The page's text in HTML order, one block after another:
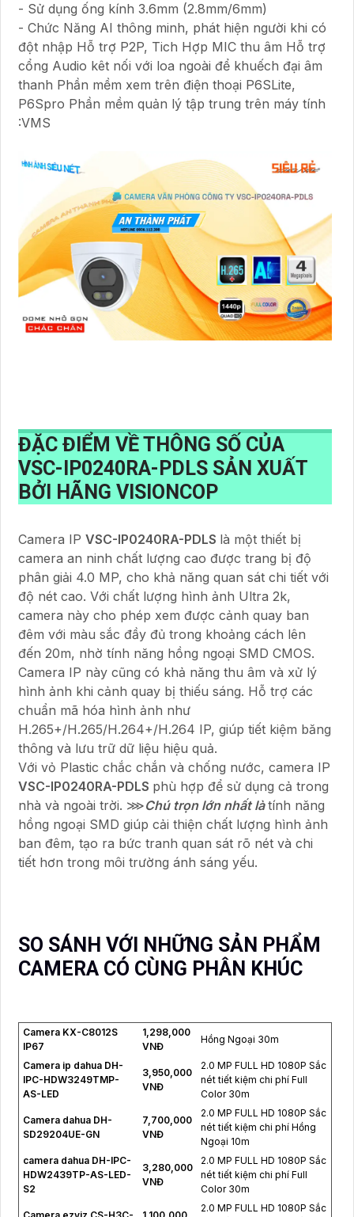
- Sử dụng ống kính 3.6mm (2.8mm/6mm)
- Chức Năng AI thông minh, phát hiện người khi có
đột nhập Hỗ trợ P2P, Tich Hợp MIC thu âm Hỗ trợ
cổng Audio kêt nối với loa ngoài để khuếch đại âm
thanh Phần mềm xem trên điện thoại P6SLite,
P6Spro Phần mềm quản lý tập trung trên máy tính
:VMS
ĐẶC ĐIỂM VỀ THÔNG SỐ CỦA
VSC-IP0240RA-PDLS SẢN XUẤT
BỞI HÃNG VISIONCOP
Camera IP VSC-IP0240RA-PDLS là một thiết bị
camera an ninh chất lượng cao được trang bị độ
phân giải 4.0 MP, cho khả năng quan sát chi tiết với
độ nét cao. Với chất lượng hình ảnh Ultra 2k,
camera này cho phép xem được cảnh quay ban
đêm với màu sắc đầy đủ trong khoảng cách lên
đến 20m, nhờ tính năng hồng ngoại SMD CMOS.
Camera IP này cũng có khả năng thu âm và xử lý
hình ảnh khi cảnh quay bị thiếu sáng. Hỗ trợ các
chuẩn mã hóa hình ảnh như
H.265+/H.265/H.264+/H.264 IP, giúp tiết kiệm băng
thông và lưu trữ dữ liệu hiệu quả.
Với vỏ Plastic chắc chắn và chống nước, camera IP
VSC-IP0240RA-PDLS phù hợp để sử dụng cả trong
nhà và ngoài trời. ⋙Chú trọn lớn nhất làtính năng
hồng ngoại SMD giúp cải thiện chất lượng hình ảnh
ban đêm, tạo ra bức tranh quan sát rõ nét và chi
tiết hơn trong môi trường ánh sáng yếu.
SO SÁNH VỚI NHỮNG SẢN PHẨM
CAMERA CÓ CÙNG PHÂN KHÚC
Camera KX-C8012S
IP67
1,298,000
VNĐ
Hồng Ngoại 30m
Camera ip dahua DH-
IPC-HDW3249TMP-
AS-LED
3,950,000
VNĐ
2.0 MP FULL HD 1080P Sắc
nét tiết kiệm chi phí Full
Color 30m
Camera dahua DH-
SD29204UE-GN
7,700,000
VNĐ
2.0 MP FULL HD 1080P Sắc
nét tiết kiệm chi phí Hồng
Ngoại 10m
camera dahua DH-IPC-
HDW2439TP-AS-LED-
S2
3,280,000
VNĐ
2.0 MP FULL HD 1080P Sắc
nét tiết kiệm chi phí Full
Color 30m
2.0 MP FULL HD 1080P Sắc